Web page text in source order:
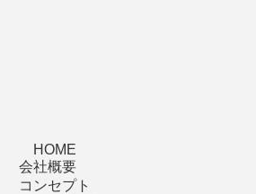
HOME
会社概要
コンセプト